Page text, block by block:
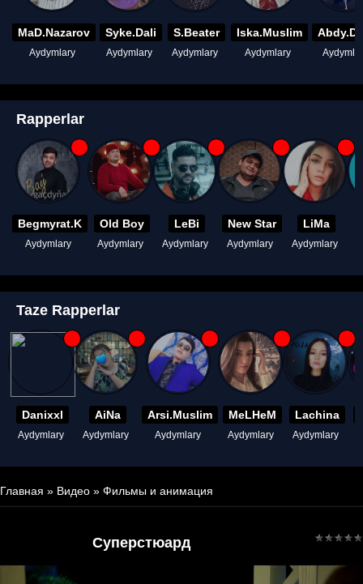
MaD.Nazarov
Aydymlary
Syke.Dali
Aydymlary
S.Beater
Aydymlary
Iska.Muslim
Aydymlary
Rapperlar
Begmyrat.K
Aydymlary
Old Boy
Aydymlary
LeBi
Aydymlary
New Star
Aydymlary
LiMa
Aydymlary
Taze Rapperlar
Danixxl
Aydymlary
AiNa
Aydymlary
Arsi.Muslim
Aydymlary
MeLHeM
Aydymlary
Lachina
Aydymlary
Главная » Видео » Фильмы и анимация
Суперстюард